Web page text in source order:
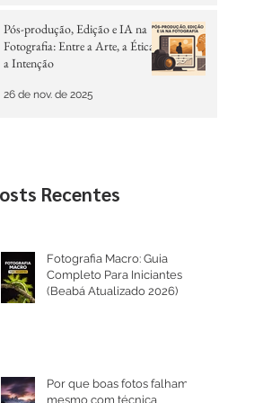
Pós-produção, Edição e IA na
Fotografia: Entre a Arte, a Ética e
a Intenção
26 de nov. de 2025
Recentes
Fotografia Macro: Guia
Completo Para Iniciantes
(Beabá Atualizado 2026)
Por que boas fotos falham
mesmo com técnica